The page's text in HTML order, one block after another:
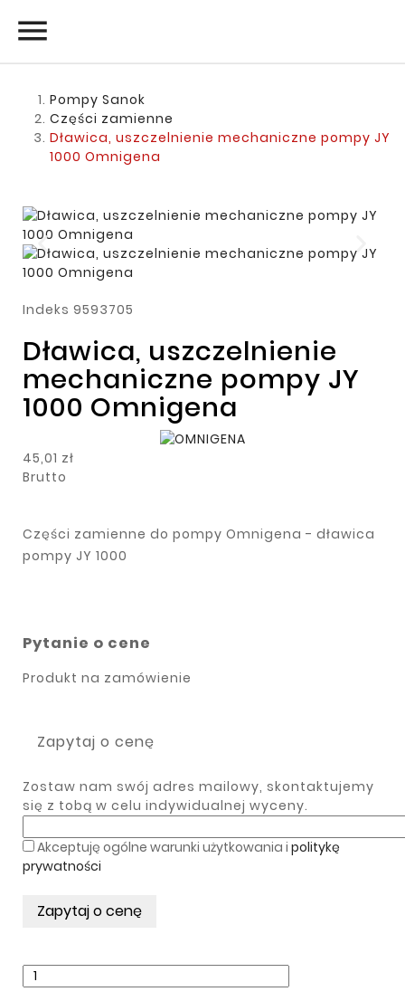

Pompy Sanok
Części zamienne
Dławica, uszczelnienie mechaniczne pompy JY
1000 Omnigena
Indeks 9593705
Dławica, uszczelnienie
mechaniczne pompy JY
1000 Omnigena
45,01 zł
Brutto
Części zamienne do pompy Omnigena - dławica
pompy JY 1000
Pytanie o cene
Produkt na zamówienie
Zapytaj o cenę
Zostaw nam swój adres mailowy, skontaktujemy
się z tobą w celu indywidualnej wyceny.
Akceptuję ogólne warunki użytkowania i politykę
prywatności